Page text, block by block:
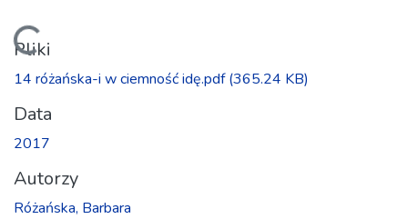
Ładowanie...
Pliki
14 różańska-i w ciemność idę.pdf(365.24 KB)
Data
2017
Autorzy
Różańska, Barbara